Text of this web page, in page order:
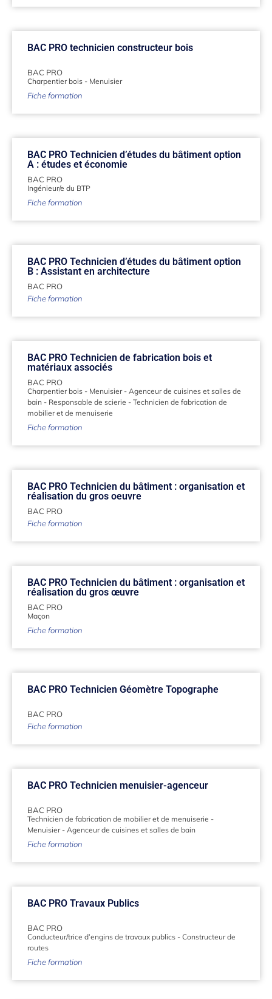
BAC PRO technicien constructeur bois
BAC PRO
Charpentier bois - Menuisier
Fiche formation
BAC PRO Technicien d’études du bâtiment option
A : études et économie
BAC PRO
Ingénieur/e du BTP
Fiche formation
BAC PRO Technicien d’études du bâtiment option
B : Assistant en architecture
BAC PRO
Fiche formation
BAC PRO Technicien de fabrication bois et
matériaux associés
BAC PRO
Charpentier bois - Menuisier- Agenceur de cuisines et salles de
bain - Responsable de scierie - Technicien de fabrication de
mobilier et de menuiserie
Fiche formation
BAC PRO Technicien du bâtiment : organisation et
réalisation du gros oeuvre
BAC PRO
Fiche formation
BAC PRO Technicien du bâtiment : organisation et
réalisation du gros œuvre
BAC PRO
Maçon
Fiche formation
BAC PRO Technicien Géomètre Topographe
BAC PRO
Fiche formation
BAC PRO Technicien menuisier-agenceur
BAC PRO
Technicien de fabrication de mobilier et de menuiserie -
Menuisier- Agenceur de cuisines et salles de bain
Fiche formation
BAC PRO Travaux Publics
BAC PRO
Conducteur/trice d’engins de travaux publics - Constructeur de
routes
Fiche formation